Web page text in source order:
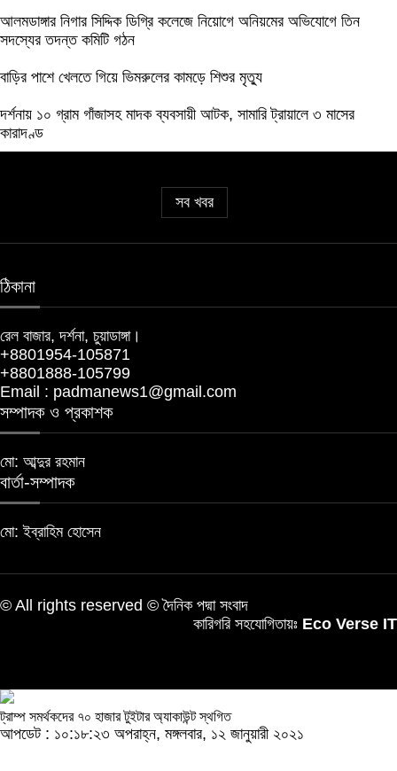
আলমডাঙ্গার নিগার সিদ্দিক ডিগ্রি কলেজে নিয়োগে অনিয়মের অভিযোগে তিন
সদস্যের তদন্ত কমিটি গঠন
বাড়ির পাশে খেলতে গিয়ে ভিমরুলের কামড়ে শিশুর মৃত্যু
দর্শনায় ১০ গ্রাম গাঁজাসহ মাদক ব্যবসায়ী আটক, সামারি ট্রায়ালে ৩ মাসের
কারাদণ্ড
সব খবর
ঠিকানা
রেল বাজার, দর্শনা, চুয়াডাঙ্গা।
+8801954-105871
+8801888-105799
Email : padmanews1@gmail.com
সম্পাদক ও প্রকাশক
মো: আব্দুর রহমান
বার্তা-সম্পাদক
মো: ইব্রাহিম হোসেন
© All rights reserved © দৈনিক পদ্মা সংবাদ
কারিগরি সহযোগিতায়ঃ Eco Verse IT
ট্রাম্প সমর্থকদের ৭০ হাজার টুইটার অ্যাকাউন্ট স্থগিত
আপডেট : ১০:১৮:২৩ অপরাহ্ন, মঙ্গলবার, ১২ জানুয়ারী ২০২১